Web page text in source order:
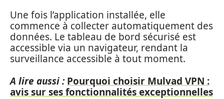
Une fois l’application installée, elle
commence à collecter automatiquement des
données. Le tableau de bord sécurisé est
accessible via un navigateur, rendant la
surveillance accessible à tout moment.
A lire aussi : Pourquoi choisir Mulvad VPN :
avis sur ses fonctionnalités exceptionnelles